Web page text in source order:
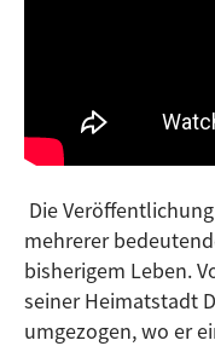
Die
mehrerer
bisherigem Leben.
seiner Heimatstadt
umgezogen, wo er